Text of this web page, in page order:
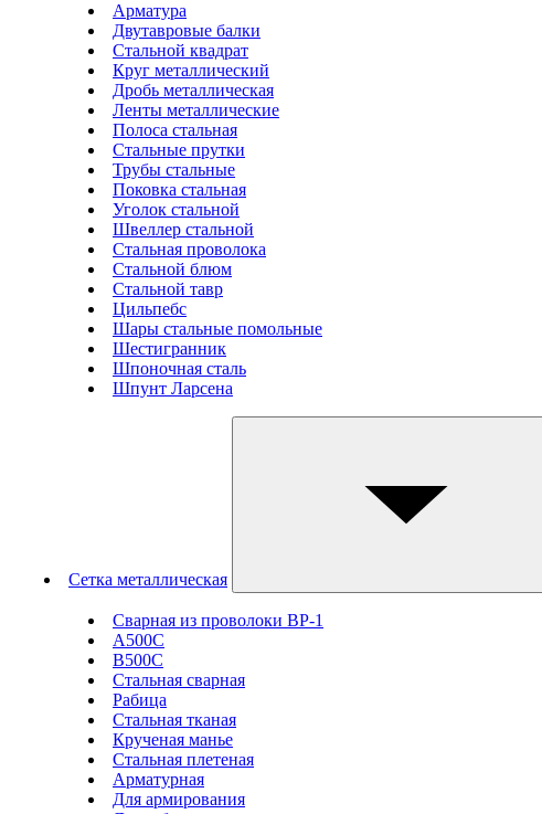
Арматура
Двутавровые балки
Стальной квадрат
Круг металлический
Дробь металлическая
Ленты металлические
Полоса стальная
Стальные прутки
Трубы стальные
Поковка стальная
Уголок стальной
Швеллер стальной
Стальная проволока
Стальной блюм
Стальной тавр
Цильпебс
Шары стальные помольные
Шестигранник
Шпоночная сталь
Шпунт Ларсена
Сетка металлическая
Сварная из проволоки ВР-1
А500С
В500С
Стальная сварная
Рабица
Стальная тканая
Крученая манье
Стальная плетеная
Арматурная
Для армирования